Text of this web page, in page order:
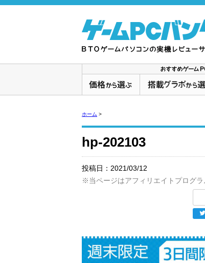
ホーム >
hp-202103
投稿日： 2021/03/12
※当ページはアフィリエイトプログラ